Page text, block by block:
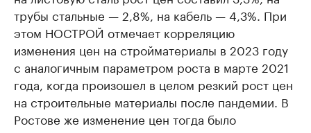
трубы стальные — 2,8%, на кабель — 4,3%. При
этом НОСТРОЙ отмечает корреляцию
изменения цен на стройматериалы в 2023 году
с аналогичным параметром роста в марте 2021
года, когда произошел в целом резкий рост цен
на строительные материалы после пандемии. В
Ростове же изменение цен тогда было